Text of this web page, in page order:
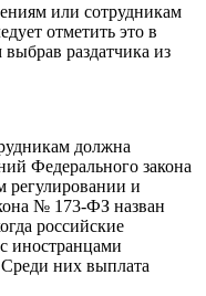
или сотрудникам
отметить это в
раздатчика из
должна
Федерального закона
и
№ 173-ФЗ назван
российские
иностранцами
них выплата